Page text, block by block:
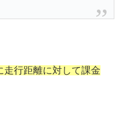
行距離に対して課金